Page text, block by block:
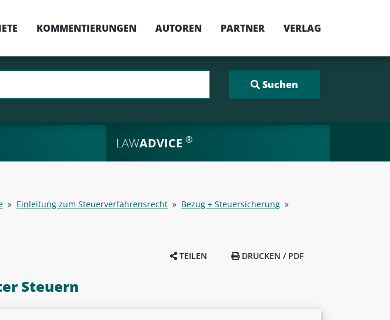
KOMMENTIERUNGEN AUTOREN PARTNER VERLAG
LAWADVICE ®
» Einleitung zum Steuerverfahrensrecht » Bezug + Steuersicherung »
TEILEN DRUCKEN / PDF
Steuern